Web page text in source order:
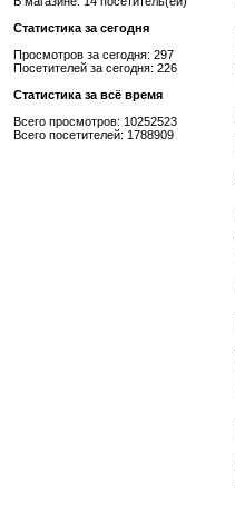
Статистика за сегодня
Просмотров за сегодня: 297
Посетителей за сегодня: 226
Статистика за всё время
Всего просмотров: 10252523
Всего посетителей: 1788909